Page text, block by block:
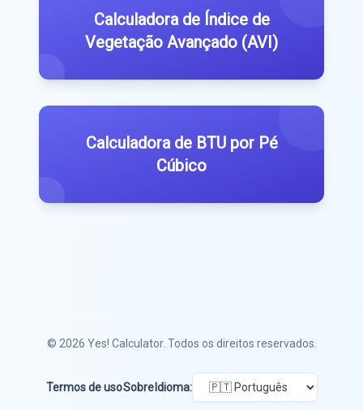
Calculadora de Índice de
Vegetação Avançado (AVI)
Calculadora de BTU por Pé
Cúbico
© 2026 Yes! Calculator. Todos os direitos reservados.
Termos de usoSobreIdioma: